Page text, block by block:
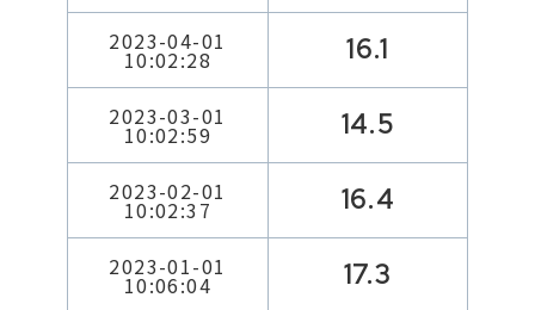
2023-04-01
10:02:28 16.1
2023-03-01
10:02:59 14.5
2023-02-01
10:02:37 16.4
2023-01-01
10:06:04 17.3